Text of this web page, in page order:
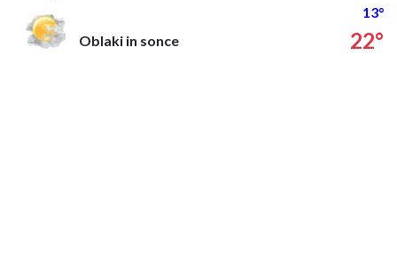
13°
Oblaki in sonce
22°